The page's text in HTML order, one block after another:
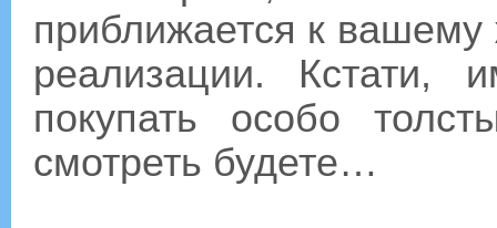
приближается к
реализации. Кстати,
покупать особо
смотреть будете…